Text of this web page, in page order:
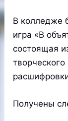
В колледже
игра «В
состоящая
Получены